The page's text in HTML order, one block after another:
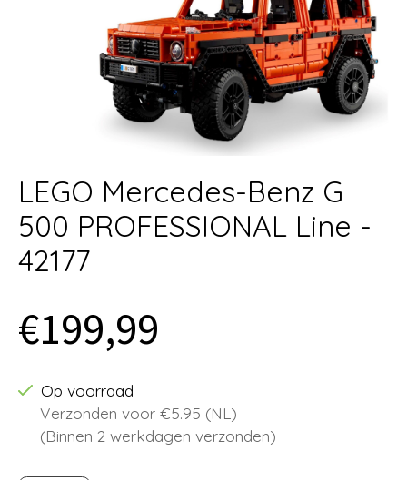
LEGO Mercedes-Benz G
500 PROFESSIONAL Line -
42177
€199,99
Op voorraad
Verzonden voor €5.95 (NL)
(Binnen 2 werkdagen verzonden)